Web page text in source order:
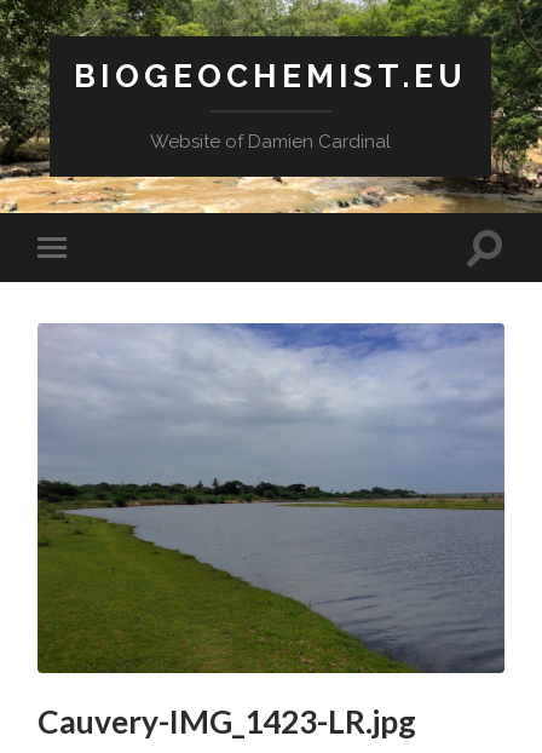
BIOGEOCHEMIST.EU
Website of Damien Cardinal
Toggle
mobile
Toggle
Cauvery-IMG_1423-LR.jpg